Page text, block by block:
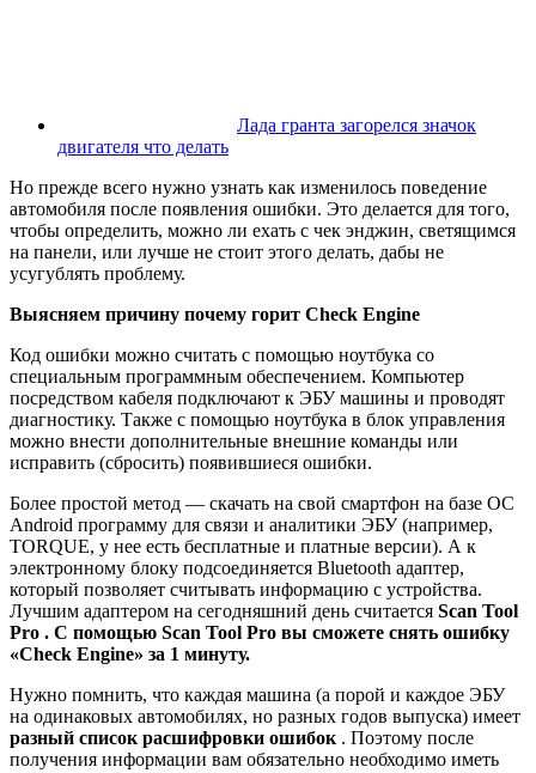
Лада гранта загорелся значок
двигателя что делать
Но прежде всего нужно узнать как изменилось поведение
автомобиля после появления ошибки. Это делается для того,
чтобы определить, можно ли ехать с чек энджин, светящимся
на панели, или лучше не стоит этого делать, дабы не
усугублять проблему.
Выясняем причину почему горит Check Engine
Код ошибки можно считать с помощью ноутбука со
специальным программным обеспечением. Компьютер
посредством кабеля подключают к ЭБУ машины и проводят
диагностику. Также с помощью ноутбука в блок управления
можно внести дополнительные внешние команды или
исправить (сбросить) появившиеся ошибки.
Более простой метод — скачать на свой смартфон на базе ОС
Android программу для связи и аналитики ЭБУ (например,
TORQUE, у нее есть бесплатные и платные версии). А к
электронному блоку подсоединяется Bluetooth адаптер,
который позволяет считывать информацию с устройства.
Лучшим адаптером на сегодняшний день считается Scan Tool
Pro . С помощью Scan Tool Pro вы сможете снять ошибку
«Сheck Engine» за 1 минуту.
Нужно помнить, что каждая машина (а порой и каждое ЭБУ
на одинаковых автомобилях, но разных годов выпуска) имеет
разный список расшифровки ошибок. Поэтому после
получения информации вам обязательно необходимо иметь